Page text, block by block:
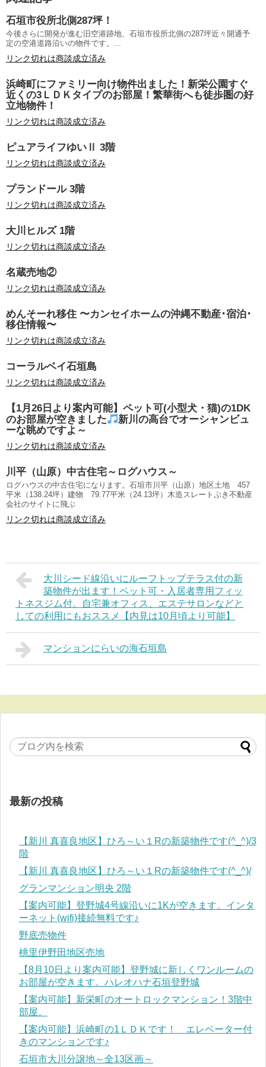
石垣市役所北側287坪！
今後さらに開発が進む旧空港跡地、石垣市役所北側の287坪近々開通予
定の空港道路沿いの物件です。...
リンク切れは商談成立済み
浜崎町にファミリー向け物件出ました！新栄公園すぐ
近くの3ＬＤＫタイプのお部屋！繁華街へも徒歩圏の好
立地物件！
リンク切れは商談成立済み
ピュアライフゆいⅡ 3階
リンク切れは商談成立済み
プランドール 3階
リンク切れは商談成立済み
大川ヒルズ 1階
リンク切れは商談成立済み
名蔵売地②
リンク切れは商談成立済み
めんそーれ移住 〜カンセイホームの沖縄不動産･宿泊･
移住情報〜
リンク切れは商談成立済み
コーラルベイ石垣島
リンク切れは商談成立済み
【1月26日より案内可能】ペット可(小型犬・猫)の1DK
のお部屋が空きました
新川の高台でオーシャンビュ
ーな眺めですよ～
リンク切れは商談成立済み
川平（山原）中古住宅～ログハウス～
ログハウスの中古住宅になります。石垣市川平（山原）地区土地 457
平米（138.24坪）建物 79.77平米（24.13坪）木造スレートぶき不動産
会社のサイトに飛ぶ
リンク切れは商談成立済み
大川シード線沿いにルーフトップテラス付の新
築物件が出ます！ペット可・入居者専用フィッ
トネスジム付。自宅兼オフィス、エステサロンなどと
しての利用にもおススメ【内見は10月頃より可能】
マンションにらいの海石垣島
最新の投稿
【新川 真喜良地区】ひろ～い１Rの新築物件です(^_^)/3
階
【新川 真喜良地区】ひろ～い１Rの新築物件です(^_^)/
グランマンション明央 2階
【案内可能】登野城4号線沿いに1Kが空きます。インタ
ーネット(wifi)接続無料です♪
野底売物件
桃里伊野田地区売地
【8月10日より案内可能】登野城に新しくワンルームの
お部屋が空きます。ハレオハナ石垣登野城
【案内可能】新栄町のオートロックマンション！3階中
部屋。
【案内可能】浜崎町の1ＬＤＫです！ エレベーター付
きのマンションです♪
石垣市大川分譲地～全13区画～